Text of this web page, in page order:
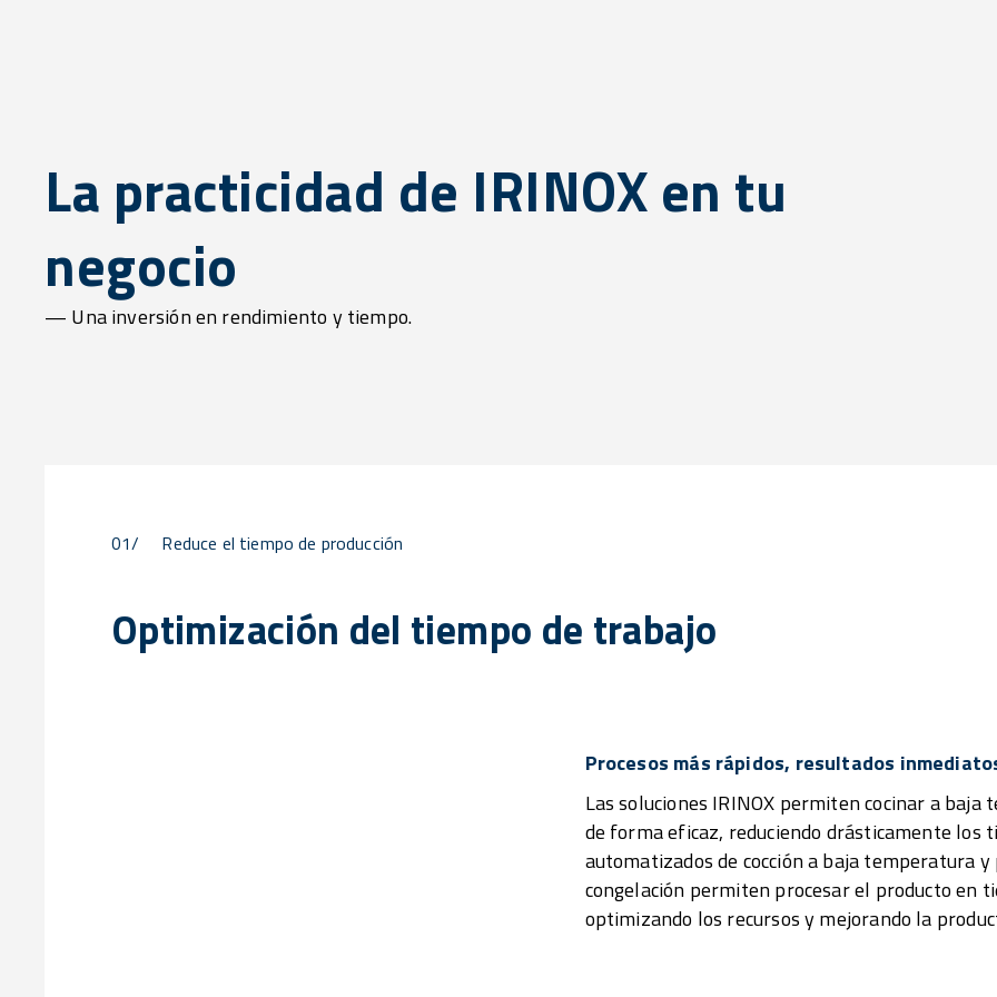
La practicidad de IRINOX en tu
negocio
— Una inversión en rendimiento y tiempo.
01/ Reduce el tiempo de producción
Optimización del tiempo de trabajo
Procesos más rápidos, resultados
Las soluciones IRINOX permiten cocinar a
de forma eficaz, reduciendo drásticamente los
automatizados de cocción a baja temperatura
congelación permiten procesar el producto en
optimizando los recursos y mejorando la